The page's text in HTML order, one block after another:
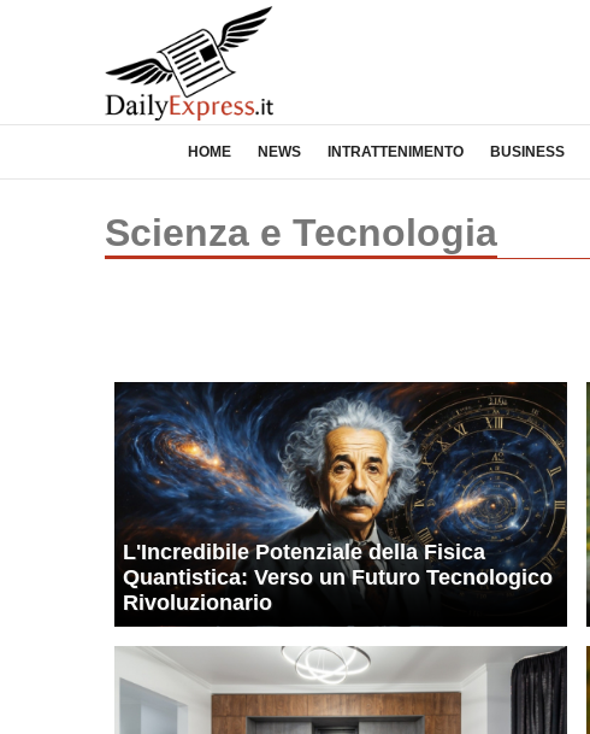
HOME NEWS INTRATTENIMENTO BUSINESS
Scienza e Tecnologia
L'Incredibile Potenziale della Fisica
Quantistica: Verso un Futuro Tecnologico
Rivoluzionario